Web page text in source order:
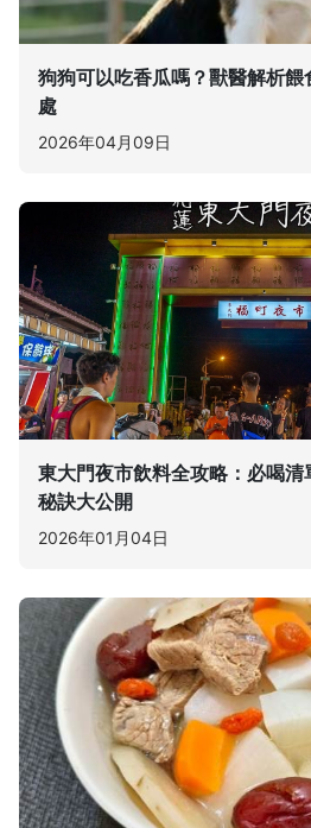
狗狗可以吃香瓜嗎？獸醫解析
處
2026年04月09日
東大門夜市飲料全攻略：必喝
秘訣大公開
2026年01月04日